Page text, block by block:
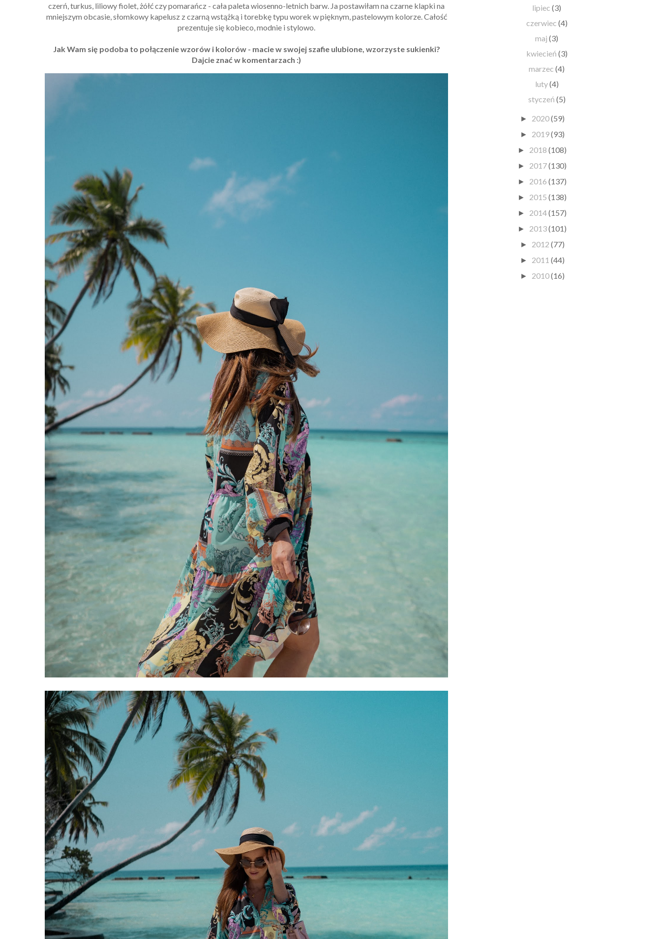
czerń, turkus, liliowy fiolet, żółć czy pomarańcz - cała paleta wiosenno-letnich barw. Ja postawiłam na czarne klapki na
mniejszym obcasie, słomkowy kapelusz z czarną wstążką i torebkę typu worek w pięknym, pastelowym kolorze. Całość
prezentuje się kobieco, modnie i stylowo.
Jak Wam się podoba to połączenie wzorów i kolorów - macie w swojej szafie ulubione, wzorzyste sukienki?
Dajcie znać w komentarzach :)
lipiec(3)
czerwiec (4)
maj(3)
kwiecień (3)
marzec(4)
luty(4)
styczeń (5)
► 2020(59)
► 2019(93)
► 2018 (108)
► 2017(130)
► 2016 (137)
► 2015 (138)
► 2014(157)
► 2013(101)
► 2012 (77)
► 2011 (44)
► 2010(16)